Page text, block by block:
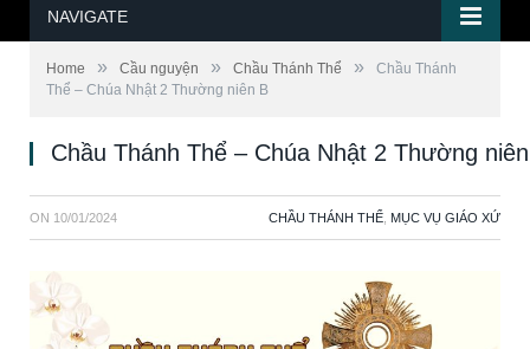
NAVIGATE
Home » Cầu nguyện » Chầu Thánh Thể »
Chầu Thánh
Thể – Chúa Nhật 2 Thường niên B
Chầu Thánh Thể – Chúa Nhật 2 Thường
ON 10/01/2024 CHẦU THÁNH THỂ MỤC VỤ GIÁO XỨ